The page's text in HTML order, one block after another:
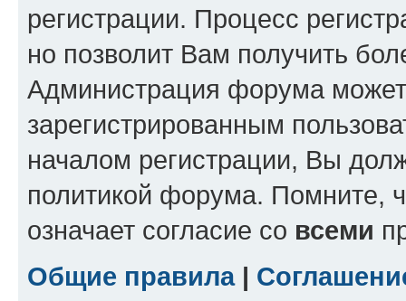
регистрации. Процесс
но позволит Вам получить
Администрация форума может
зарегистрированным
началом регистрации, Вы
политикой форума. Помните,
означает согласие со всеми
Общие правила|